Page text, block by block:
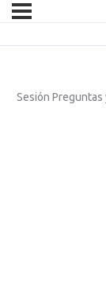
Sesión Preguntas